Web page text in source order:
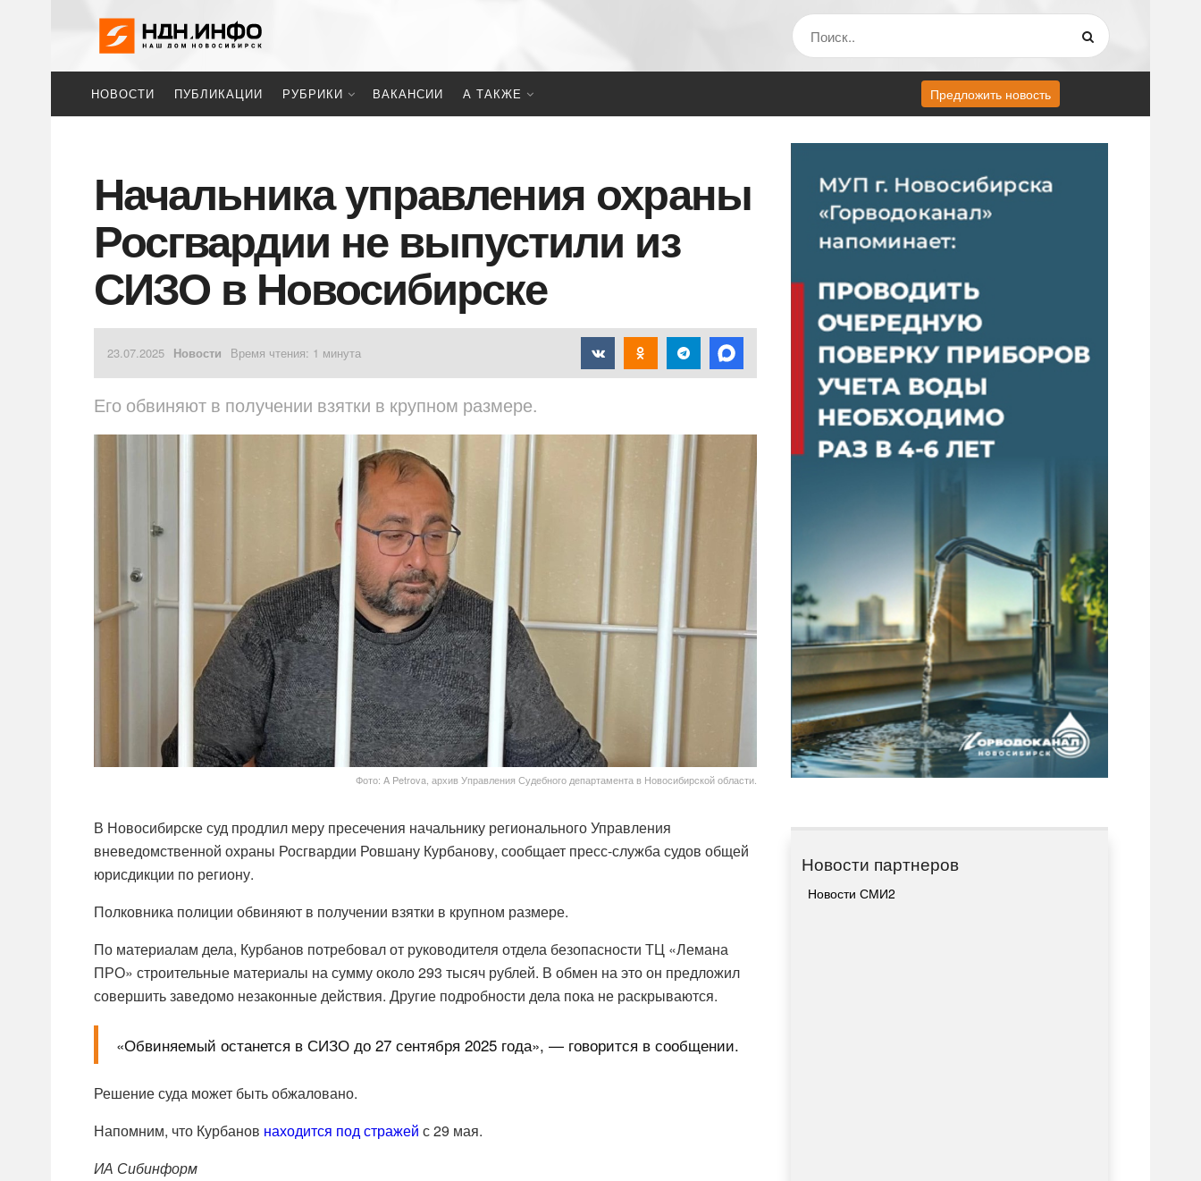
НОВОСТИ ПУБЛИКАЦИИ РУБРИКИ ВАКАНСИИ А ТАКЖЕ Предложить новость
Начальника управления охраны
Росгвардии не выпустили из
СИЗО в Новосибирске
23.07.2025 Новости Время чтения: 1 минута
Его обвиняют в получении взятки в крупном размере.
Фото: A Petrova, архив Управления Судебного департамента в Новосибирской области.
В Новосибирске суд продлил меру пресечения начальнику регионального Управления
вневедомственной охраны Росгвардии Ровшану Курбанову, сообщает пресс-служба судов общей
юрисдикции по региону.
Полковника полиции обвиняют в получении взятки в крупном размере.
По материалам дела, Курбанов потребовал от руководителя отдела безопасности ТЦ «Лемана
ПРО» строительные материалы на сумму около 293 тысяч рублей. В обмен на это он предложил
совершить заведомо незаконные действия. Другие подробности дела пока не раскрываются.
«Обвиняемый останется в СИЗО до 27 сентября 2025 года», — говорится в сообщении.
Решение суда может быть обжаловано.
Напомним, что Курбанов находится под стражей с 29 мая.
ИА Сибинформ
Новости партнеров
Новости СМИ2